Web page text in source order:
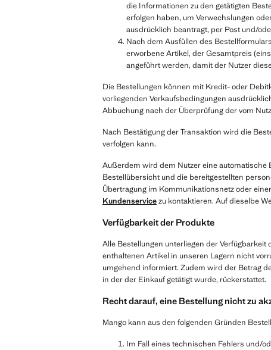
die Informationen zu den getätigten
erfolgen haben, um Verwechslungen
ausdrücklich beantragt, per Post und/
Nach dem Ausfüllen des
erworbene Artikel, der Gesamtpreis
angeführt werden, damit der Nutzer
Die Bestellungen können mit Kredit- oder
vorliegenden Verkaufsbedingungen
Abbuchung nach der Überprüfung der vom
Nach Bestätigung der Transaktion wird die
verfolgen kann.
Außerdem wird dem Nutzer eine automatische
Bestellübersicht und die bereitgestellten
Übertragung im Kommunikationsnetz oder
Kundenservicezu kontaktieren. Auf dieselbe
Verfügbarkeit der Produkte
Alle Bestellungen unterliegen der
enthaltenen Artikel in unseren Lagern nicht
umgehend informiert. Zudem wird der Betrag
in der der Einkauf getätigt wurde, rückerstattet.
Recht darauf, eine Bestellung nicht zu
Mango kann aus den folgenden Gründen
Im Fall eines technischen Fehlers und/